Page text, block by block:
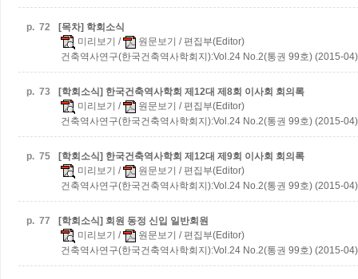
p. 72
[목차] 학회소식
미리보기 / 원문보기 / 편집부(Editor)
건축역사연구(한국건축역사학회지):Vol.24 No.2(통권 99호) (2015-04)
p. 73
[학회소식] 한국건축역사학회 제12대 제8회 이사회 회의록
미리보기 / 원문보기 / 편집부(Editor)
건축역사연구(한국건축역사학회지):Vol.24 No.2(통권 99호) (2015-04)
p. 75
[학회소식] 한국건축역사학회 제12대 제9회 이사회 회의록
미리보기 / 원문보기 / 편집부(Editor)
건축역사연구(한국건축역사학회지):Vol.24 No.2(통권 99호) (2015-04)
p. 77 [학회소식] 회원 동정 신입 일반회원
미리보기 / 원문보기 / 편집부(Editor)
건축역사연구(한국건축역사학회지):Vol.24 No.2(통권 99호) (2015-04)